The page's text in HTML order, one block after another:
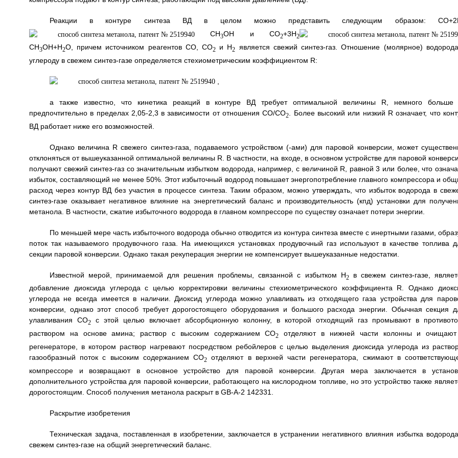
Реакции в контуре синтеза ВД в целом можно представить следующим образом:
СН3ОН и CO2+3H2
СН3ОН+Н2О, причем источником реагентов СО, CO2 и Н2
является свежий синтез-газ. Отношение (молярное)
углероду в свежем синтез-газе определяется стехиометрическим коэффициентом R:
,
а также известно, что кинетика реакций в контуре ВД требует оптимальной величины R, немного больше
предпочтительно в пределах 2,05-2,3 в зависимости от отношения СО/СО2
. Более высокий или низкий R означает, что
ВД работает ниже его возможностей.
Однако величина R свежего синтез-газа, подаваемого устройством (-ами) для паровой конверсии, может
отклоняться от вышеуказанной оптимальной величины R. В частности, на входе, в основном устройстве для паровой
получают свежий синтез-газ со значительным избытком водорода, например, с величиной R, равной 3 или более, что
избыток, составляющий не менее 50%. Этот избыточный водород повышает энергопотребление главного компрессора и
расход через контур ВД без участия в процессе синтеза. Таким образом, можно утверждать, что избыток водорода в
синтез-газе оказывает негативное влияние на энергетический баланс и производительность (кпд) установки для
метанола. В частности, сжатие избыточного водорода в главном компрессоре по существу означает потери энергии.
По меньшей мере часть избыточного водорода обычно отводится из контура синтеза вместе с инертными газами,
поток так называемого продувочного газа. На имеющихся установках продувочный газ используют в качестве топлива
секции паровой конверсии. Однако такая рекуперация энергии не компенсирует вышеуказанные недостатки.
Известной мерой, принимаемой для решения проблемы, связанной с избытком Н2в свежем синтез-газе,
добавление диоксида углерода с целью корректировки величины стехиометрического коэффициента R. Однако
углерода не всегда имеется в наличии. Диоксид углерода можно улавливать из отходящего газа устройства для
конверсии, однако этот способ требует дорогостоящего оборудования и большого расхода энергии. Обычная секция
улавливания СО2с этой целью включает абсорбционную колонну, в которой отходящий газ промывают в
раствором на основе амина; раствор с высоким содержанием CO2
отделяют в нижней части колонны и
регенераторе, в котором раствор нагревают посредством ребойлеров с целью выделения диоксида углерода из
газообразный поток с высоким содержанием СО2
отделяют в верхней части регенератора, сжимают в
компрессоре и возвращают в основное устройство для паровой конверсии. Другая мера заключается в
дополнительного устройства для паровой конверсии, работающего на кислородном топливе, но это устройство также
дорогостоящим. Способ получения метанола раскрыт в GB-A-2 142331.
Раскрытие изобретения
Техническая задача, поставленная в изобретении, заключается в устранении негативного влияния избытка
свежем синтез-газе на общий энергетический баланс.